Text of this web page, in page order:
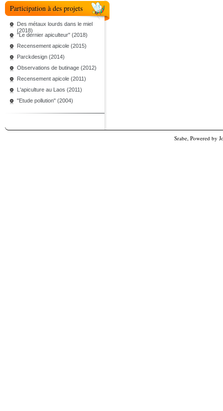
Participation à des projets
Des métaux lourds dans le miel
(2018)
"Le dernier apiculteur" (2018)
Recensement apicole (2015)
Parckdesign (2014)
Observations de butinage (2012)
Recensement apicole (2011)
L'apiculture au Laos (2011)
"Etude pollution" (2004)
Srabe, Powered by